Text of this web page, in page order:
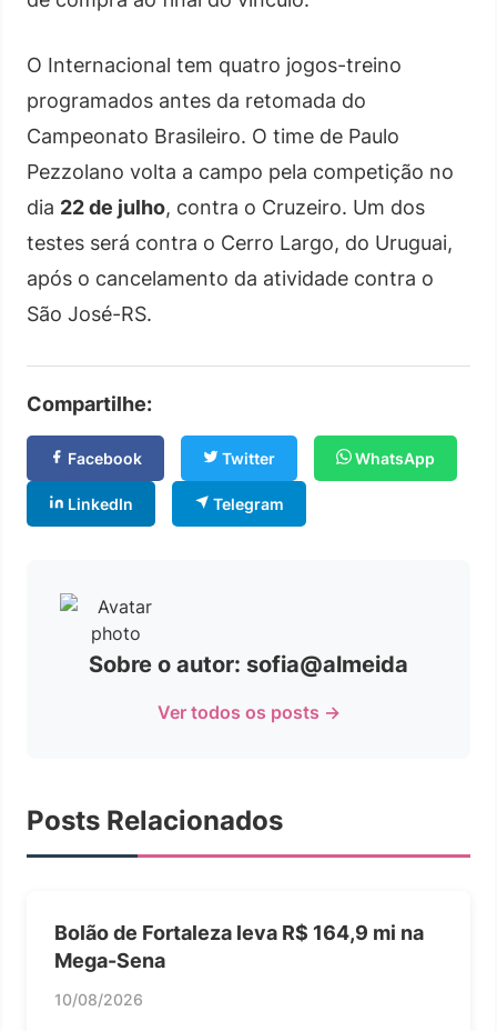
O Internacional tem quatro jogos-treino
programados antes da retomada do
Campeonato Brasileiro. O time de Paulo
Pezzolano volta a campo pela competição no
dia 22 de julho, contra o Cruzeiro. Um dos
testes será contra o Cerro Largo, do Uruguai,
após o cancelamento da atividade contra o
São José-RS.
Compartilhe:
Facebook Twitter WhatsApp
LinkedIn Telegram
Sobre o autor: sofia@almeida
Ver todos os posts →
Posts Relacionados
Bolão de Fortaleza leva R$ 164,9 mi na
Mega-Sena
10/08/2026